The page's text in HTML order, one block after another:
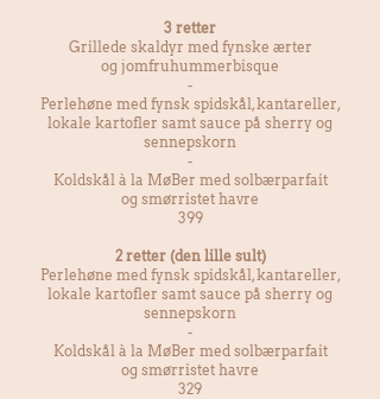
3 retter
Grillede skaldyr med fynske ærter
og jomfruhummerbisque
-
Perlehøne med fynsk spidskål, kantareller,
lokale kartofler samt sauce på sherry og
sennepskorn
-
Koldskål à la MøBer med solbærparfait
og smørristet havre
399
2 retter (den lille sult)
Perlehøne med fynsk spidskål, kantareller,
lokale kartofler samt sauce på sherry og
sennepskorn
-
Koldskål à la MøBer med solbærparfait
og smørristet havre
329